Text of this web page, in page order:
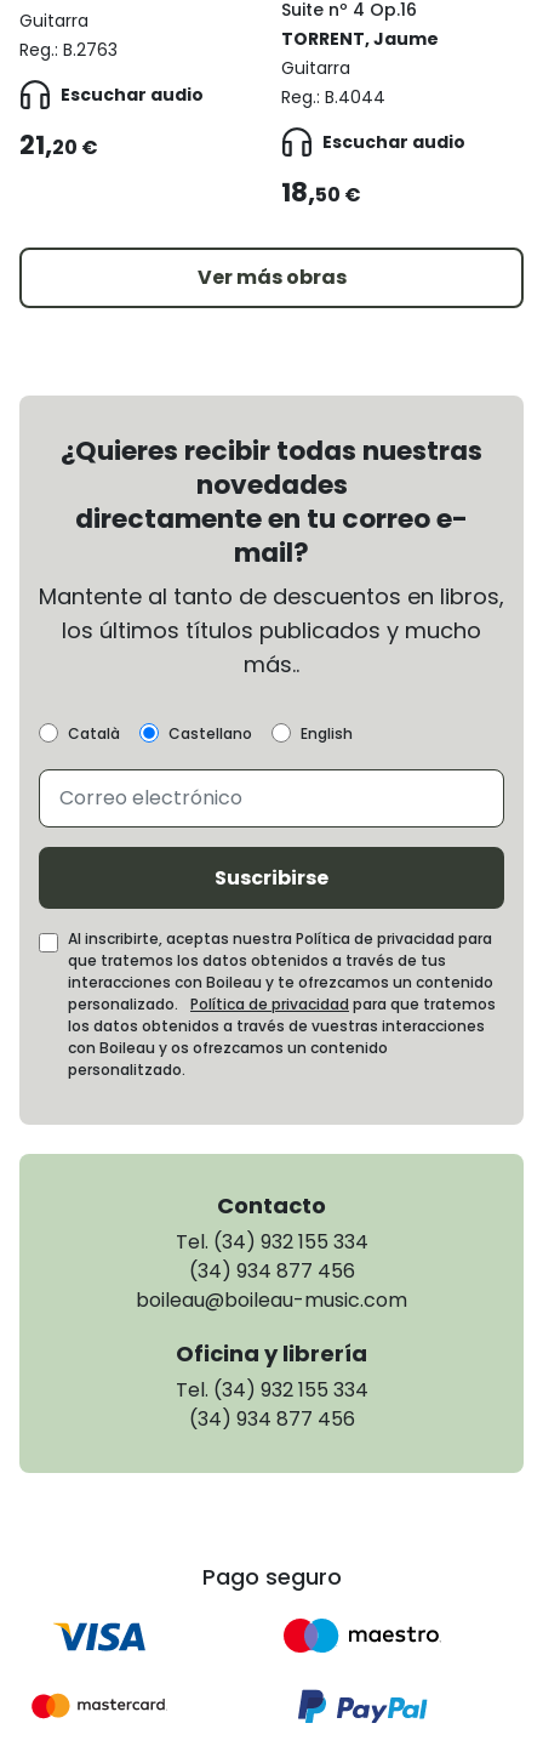
Guitarra
Reg.: B.2763
Escuchar audio
21,20 €
Suite nº 4 Op.16
TORRENT, Jaume
Guitarra
Reg.: B.4044
Escuchar audio
18,50 €
Ver más obras
¿Quieres recibir todas nuestras
novedades
directamente en tu correo e-
mail?
Mantente al tanto de descuentos en libros,
los últimos títulos publicados y mucho
más..
Català Castellano English
Suscribirse
Al inscribirte, aceptas nuestra Política de privacidad para
que tratemos los datos obtenidos a través de tus
interacciones con Boileau y te ofrezcamos un contenido
personalizado. Política de privacidad para que tratemos
los datos obtenidos a través de vuestras interacciones
con Boileau y os ofrezcamos un contenido
personalitzado.
Contacto
Tel. (34) 932 155 334
(34) 934 877 456
boileau@boileau-music.com
Oficina y librería
Tel. (34) 932 155 334
(34) 934 877 456
Pago seguro